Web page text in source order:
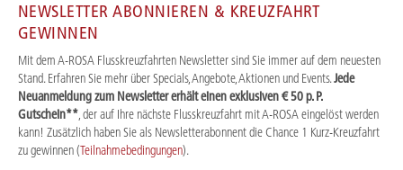
NEWSLETTER ABONNIEREN & KREUZFAHRT
GEWINNEN
Mit dem A-ROSA Flusskreuzfahrten Newsletter sind Sie immer auf dem neuesten
Stand. Erfahren Sie mehr über Specials, Angebote, Aktionen und Events.Jede
Neuanmeldung zum Newsletter erhält einen exklusiven € 50 p. P.
Gutschein**, der auf Ihre nächste Flusskreuzfahrt mit A-ROSA eingelöst werden
kann! Zusätzlich haben Sie als Newsletterabonnent die Chance 1 Kurz-Kreuzfahrt
zu gewinnen (Teilnahmebedingungen).